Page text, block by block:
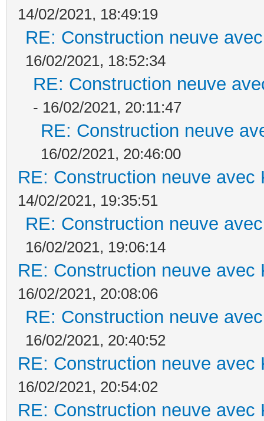
14/02/2021, 18:49:19
RE: Construction neuve
16/02/2021, 18:52:34
RE: Construction neuve
- 16/02/2021, 20:11:47
RE: Construction neuve
16/02/2021, 20:46:00
RE: Construction neuve avec
14/02/2021, 19:35:51
RE: Construction neuve
16/02/2021, 19:06:14
RE: Construction neuve avec
16/02/2021, 20:08:06
RE: Construction neuve
16/02/2021, 20:40:52
RE: Construction neuve avec
16/02/2021, 20:54:02
RE: Construction neuve avec